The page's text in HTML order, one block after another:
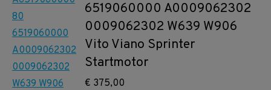
6519060000 A0009062302
0009062302 W639 W906
Vito Viano Sprinter
Startmotor
€ 375,00